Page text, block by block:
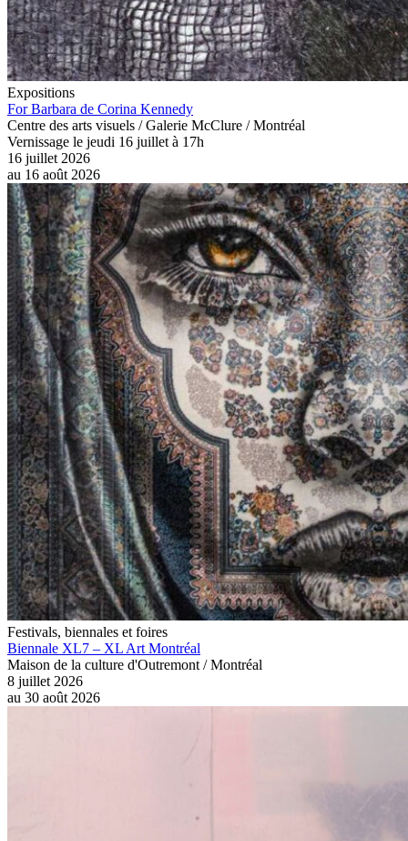
Expositions
For Barbara de Corina Kennedy
Centre des arts visuels / Galerie McClure / Montréal
Vernissage le jeudi 16 juillet à 17h
16 juillet 2026
au 16 août 2026
Festivals, biennales et foires
Biennale XL7 – XL Art Montréal
Maison de la culture d'Outremont / Montréal
8 juillet 2026
au 30 août 2026